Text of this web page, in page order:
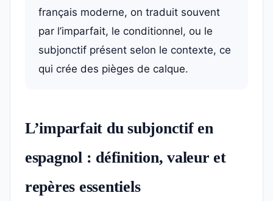
français moderne, on traduit souvent
par l’imparfait, le conditionnel, ou le
subjonctif présent selon le contexte, ce
qui crée des pièges de calque.
L’imparfait du subjonctif en
espagnol : définition, valeur et
repères essentiels